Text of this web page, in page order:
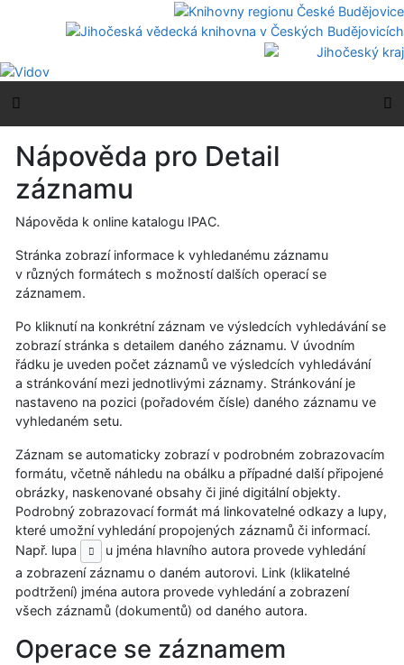
Přejít na menu
Nápověda pro Detail
záznamu
Nápověda k online katalogu IPAC.
Stránka zobrazí informace k vyhledanému záznamu
v různých formátech s možností dalších operací se
záznamem.
Po kliknutí na konkrétní záznam ve výsledcích vyhledávání se
zobrazí stránka s detailem daného záznamu. V úvodním
řádku je uveden počet záznamů ve výsledcích vyhledávání
a stránkování mezi jednotlivými záznamy. Stránkování je
nastaveno na pozici (pořadovém čísle) daného záznamu ve
vyhledaném setu.
Záznam se automaticky zobrazí v podrobném zobrazovacím
formátu, včetně náhledu na obálku a případné další připojené
obrázky, naskenované obsahy či jiné digitální objekty.
Podrobný zobrazovací formát má linkovatelné odkazy a lupy,
které umožní vyhledání propojených záznamů či informací.
Např. lupa
u jména hlavního autora provede vyhledání
a zobrazení záznamu o daném autorovi. Link (klikatelné
podtržení) jména autora provede vyhledání a zobrazení
všech záznamů (dokumentů) od daného autora.
Operace se záznamem